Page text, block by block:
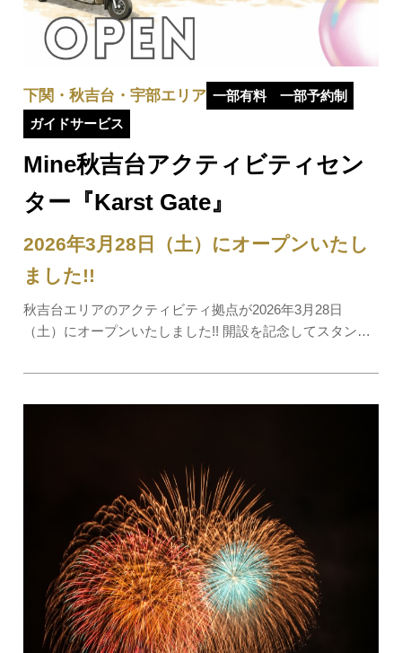
Mine秋吉台アクティビティセン
ター『Karst Gate』
2026年3月28日（土）にオープンいたし
ました!!
秋吉台エリアのアクティビティ拠点が2026年3月28日
（土）にオープンいたしました!! 開設を記念してスタンプ
ツアーや大正洞未公開エリアケイビングツアー、秋吉台E
下関・秋吉台・宇部エリア 一部有料
一部予約制
ガイドサービス